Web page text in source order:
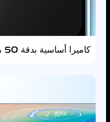
كاميرا أساسية بدقة 50 ميجا بكسل